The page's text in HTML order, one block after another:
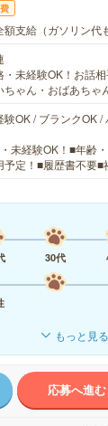
支給（ガソリン代
・未経験OK！お話
ちゃん・おばあち
験OK / ブランクOK
未経験OK！■年齢
予定！■履歴書不要
30代
もっと見る
応募へ進む